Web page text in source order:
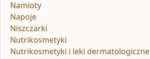
Namioty
Napoje
Niszczarki
Nutrikosmetyki
Nutrikosmetyki i leki dermatologiczne